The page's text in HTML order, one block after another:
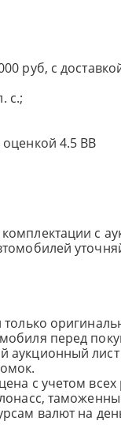
руб, с
с.;
4.5 BB
с
перед
лист
с учетом
валют на